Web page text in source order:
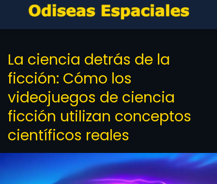
La ciencia detrás de la
ficción: Cómo los
videojuegos de ciencia
ficción utilizan conceptos
científicos reales